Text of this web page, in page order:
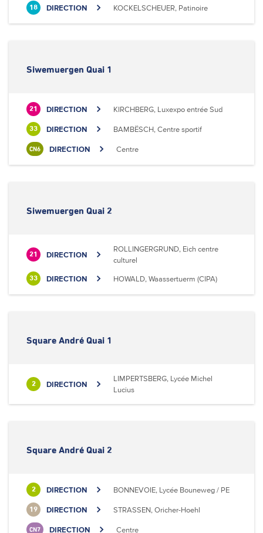
18 DIRECTION KOCKELSCHEUER, Patinoire
Siwemuergen Quai 1
21 DIRECTION KIRCHBERG, Luxexpo entrée Sud
33 DIRECTION BAMBËSCH, Centre sportif
CN6 DIRECTION Centre
Siwemuergen Quai 2
21 DIRECTION
ROLLINGERGRUND, Eich centre
culturel
33 DIRECTION HOWALD, Waassertuerm (CIPA)
Square André Quai 1
2 DIRECTION
LIMPERTSBERG, Lycée Michel
Lucius
Square André Quai 2
2 DIRECTION BONNEVOIE, Lycée Bouneweg / PE
19 DIRECTION STRASSEN, Oricher-Hoehl
CN7 DIRECTION Centre